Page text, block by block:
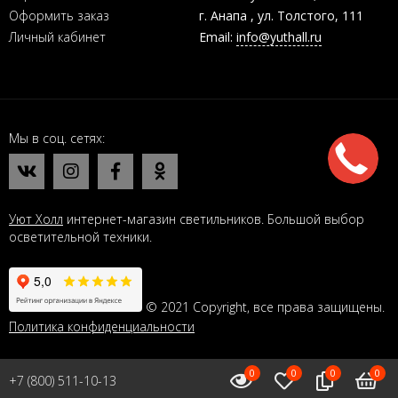
Оформить заказ
Личный кабинет
г. Анапа , ул. Толстого, 111
Email: info@yuthall.ru
Мы в соц. сетях
Уют Холл интернет-магазин светильников. Большой выбор
осветительной техники.
© 2021 Copyright, все права защищены.
Политика конфиденциальности
0 0 0 0
+7 (800) 511-10-13